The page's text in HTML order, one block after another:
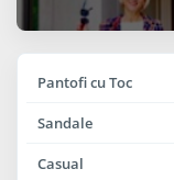
Pantofi cu Toc
Sandale
Casual